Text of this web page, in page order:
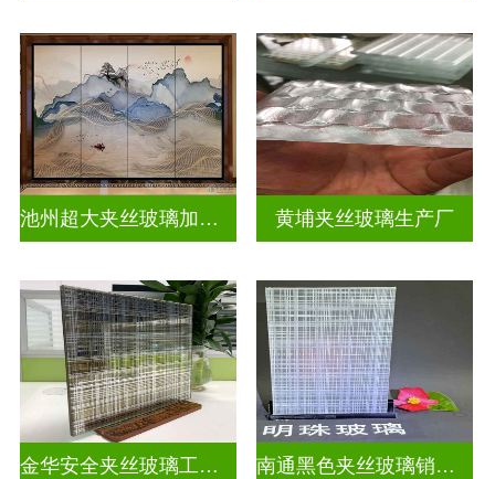
池州超大夹丝玻璃加工店 黄埔夹丝玻璃生产厂
金华安全夹丝玻璃工厂地址 南通黑色夹丝玻璃销售店